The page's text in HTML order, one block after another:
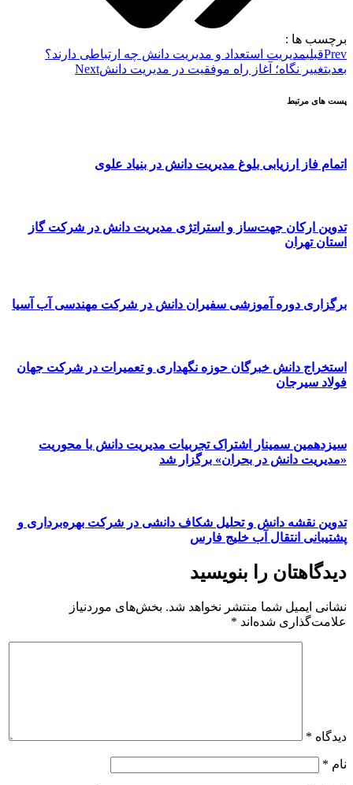
برچسب ها :
Prevقبلیمدیریت استعداد و مدیریت دانش چه ارتباطی دارند؟
بعدیتغییر نگاه؛ آغاز راه موفقیت در مدیریت دانشNext
پست های مرتبط
اتمام فاز ارزیابی بلوغ مدیریت دانش در بنیاد علوی
تدوین ارکان جهت‌ساز و استراتژی مدیریت دانش در شرکت گاز
استان تهران
برگزاری دوره آموزشی سفیران دانش در شرکت مهندسی آب آسیا
استخراج دانش خبرگان حوزه نگهداری و تعمیرات در شرکت جهان
فولاد سیرجان
سیزدهمین سمینار اشتراک تجربیات مدیریت دانش با محوریت
«مدیریت دانش در بحران» برگزار شد
تدوین نقشه دانش و تحلیل شکاف دانشی در شرکت بهره‌برداری و
پشتیبانی انتقال آب خلیج فارس
دیدگاهتان را بنویسید
نشانی ایمیل شما منتشر نخواهد شد. بخش‌های موردنیاز
علامت‌گذاری شده‌اند *
دیدگاه *
نام *